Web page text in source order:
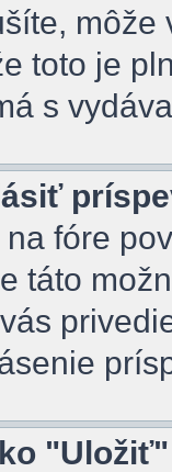
toto je
s
fóre
táto